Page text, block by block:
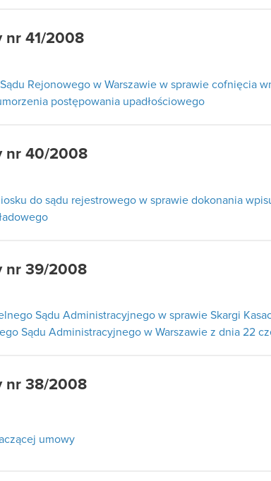
nr 41/2008
Rejonowego w Warszawie w sprawie cofnięcia
postępowania upadłościowego
nr 40/2008
do sądu rejestrowego w sprawie dokonania
nr 39/2008
Sądu Administracyjnego w sprawie Skargi
Sądu Administracyjnego w Warszawie z dnia 22
nr 38/2008
umowy